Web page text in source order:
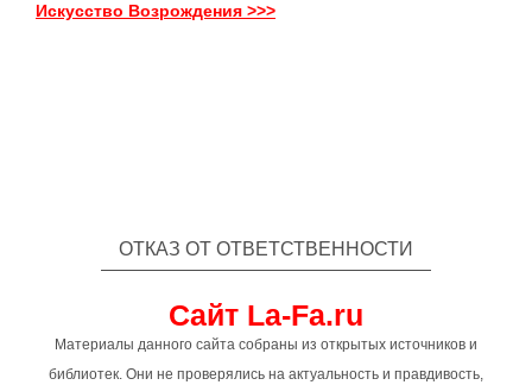
Искусство Возрождения >>>
ОТКАЗ ОТ ОТВЕТСТВЕННОСТИ
Сайт La-Fa.ru
Материалы данного сайта собраны из открытых источников и
библиотек. Они не проверялись на актуальность и правдивость,